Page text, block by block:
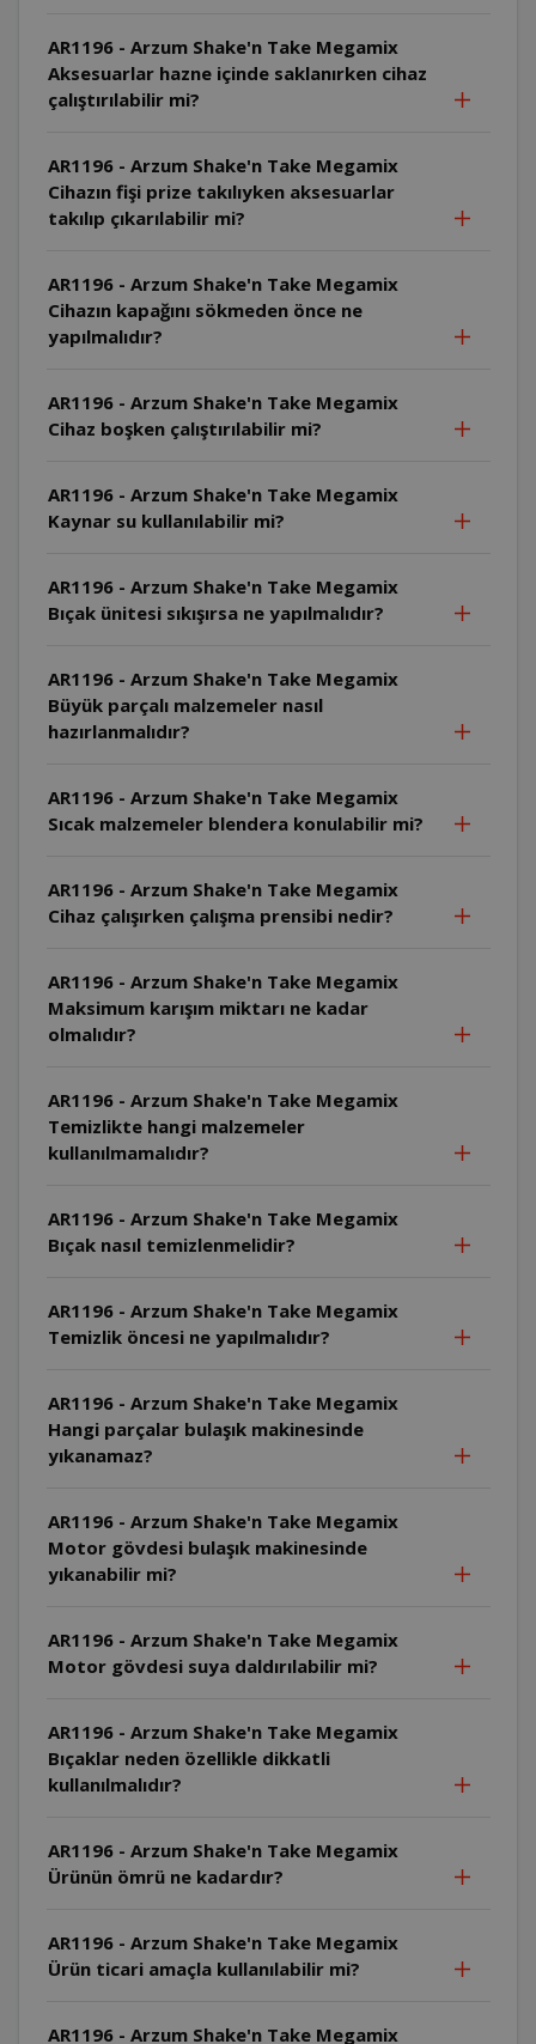
AR1196 - Arzum Shake'n Take Megamix
Aksesuarlar hazne içinde saklanırken cihaz
çalıştırılabilir mi?
AR1196 - Arzum Shake'n Take Megamix
Cihazın fişi prize takılıyken aksesuarlar
takılıp çıkarılabilir mi?
AR1196 - Arzum Shake'n Take Megamix
Cihazın kapağını sökmeden önce ne
yapılmalıdır?
AR1196 - Arzum Shake'n Take Megamix
Cihaz boşken çalıştırılabilir mi?
AR1196 - Arzum Shake'n Take Megamix
Kaynar su kullanılabilir mi?
AR1196 - Arzum Shake'n Take Megamix
Bıçak ünitesi sıkışırsa ne yapılmalıdır?
AR1196 - Arzum Shake'n Take Megamix
Büyük parçalı malzemeler nasıl
hazırlanmalıdır?
AR1196 - Arzum Shake'n Take Megamix
Sıcak malzemeler blendera konulabilir mi?
AR1196 - Arzum Shake'n Take Megamix
Cihaz çalışırken çalışma prensibi nedir?
AR1196 - Arzum Shake'n Take Megamix
Maksimum karışım miktarı ne kadar
olmalıdır?
AR1196 - Arzum Shake'n Take Megamix
Temizlikte hangi malzemeler
kullanılmamalıdır?
AR1196 - Arzum Shake'n Take Megamix
Bıçak nasıl temizlenmelidir?
AR1196 - Arzum Shake'n Take Megamix
Temizlik öncesi ne yapılmalıdır?
AR1196 - Arzum Shake'n Take Megamix
Hangi parçalar bulaşık makinesinde
yıkanamaz?
AR1196 - Arzum Shake'n Take Megamix
Motor gövdesi bulaşık makinesinde
yıkanabilir mi?
AR1196 - Arzum Shake'n Take Megamix
Motor gövdesi suya daldırılabilir mi?
AR1196 - Arzum Shake'n Take Megamix
Bıçaklar neden özellikle dikkatli
kullanılmalıdır?
AR1196 - Arzum Shake'n Take Megamix
Ürünün ömrü ne kadardır?
AR1196 - Arzum Shake'n Take Megamix
Ürün ticari amaçla kullanılabilir mi?
AR1196 - Arzum Shake'n Take Megamix